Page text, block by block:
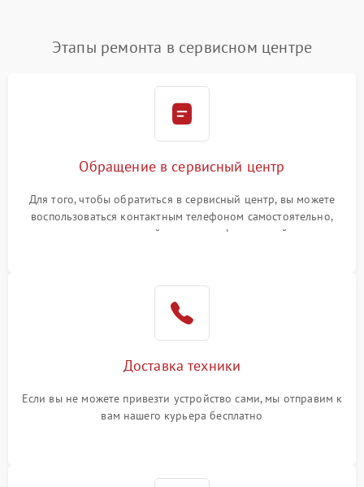
Этапы ремонта в сервисном центре
Обращение в сервисный центр
Для того, чтобы обратиться в сервисный центр, вы можете
воспользоваться контактным телефоном самостоятельно,
или оставить свой номер телефона на сайте
Доставка техники
Если вы не можете привезти устройство сами, мы отправим к
вам нашего курьера бесплатно